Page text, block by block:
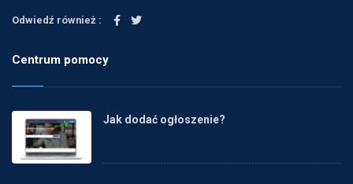
Odwiedź również :
Centrum pomocy
Jak dodać ogłoszenie?